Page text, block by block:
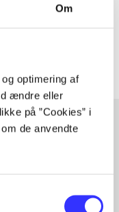
Om
optimering af
ændre eller
på ”Cookies” i
de anvendte